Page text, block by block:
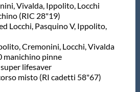
Vivalda, Ippolito, Locchi
(RIC 28"19)
Locchi, Pasquino V, Ippolito,
Cremonini, Locchi, Vivalda
manichino pinne
lifesaver
misto (RI cadetti 58"67)